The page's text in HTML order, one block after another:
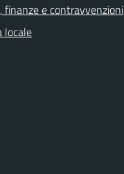
finanze e contravvenzioni
locale